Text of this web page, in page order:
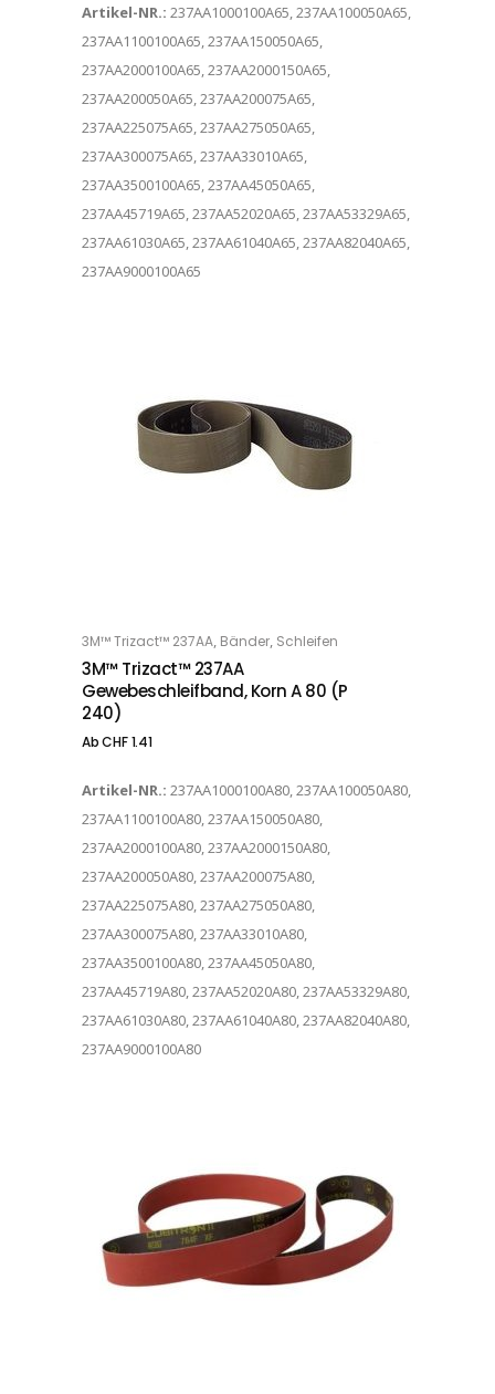
Artikel-NR.: 237AA1000100A65, 237AA100050A65,
237AA1100100A65, 237AA150050A65,
237AA2000100A65, 237AA2000150A65,
237AA200050A65, 237AA200075A65,
237AA225075A65, 237AA275050A65,
237AA300075A65, 237AA33010A65,
237AA3500100A65, 237AA45050A65,
237AA45719A65, 237AA52020A65, 237AA53329A65,
237AA61030A65, 237AA61040A65, 237AA82040A65,
237AA9000100A65
OPTIONS
3M™ Trizact™ 237AA, Bänder, Schleifen
3M™ Trizact™ 237AA
Gewebeschleifband, Korn A 80 (P
240)
AbCHF1.41
Artikel-NR.: 237AA1000100A80, 237AA100050A80,
237AA1100100A80, 237AA150050A80,
237AA2000100A80, 237AA2000150A80,
237AA200050A80, 237AA200075A80,
237AA225075A80, 237AA275050A80,
237AA300075A80, 237AA33010A80,
237AA3500100A80, 237AA45050A80,
237AA45719A80, 237AA52020A80, 237AA53329A80,
237AA61030A80, 237AA61040A80, 237AA82040A80,
237AA9000100A80